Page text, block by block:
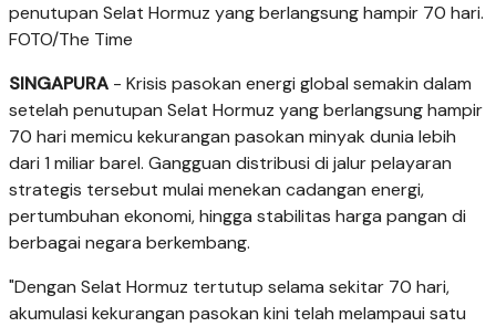
penutupan Selat Hormuz yang berlangsung hampir 70 hari.
FOTO/The Time
SINGAPURA - Krisis pasokan energi global semakin dalam
setelah penutupan Selat Hormuz yang berlangsung hampir
70 hari memicu kekurangan pasokan minyak dunia lebih
dari 1 miliar barel. Gangguan distribusi di jalur pelayaran
strategis tersebut mulai menekan cadangan energi,
pertumbuhan ekonomi, hingga stabilitas harga pangan di
berbagai negara berkembang.
"Dengan Selat Hormuz tertutup selama sekitar 70 hari,
akumulasi kekurangan pasokan kini telah melampaui satu